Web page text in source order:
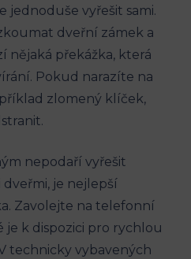
jednoduše vyřešit sami.
dveřní zámek a
nějaká překážka, která
Pokud narazíte na
zlomený klíček,
nepodaří vyřešit
dveřmi, je nejlepší
Zavolejte na telefonní
je k dispozici pro rychlou
technicky vybavených